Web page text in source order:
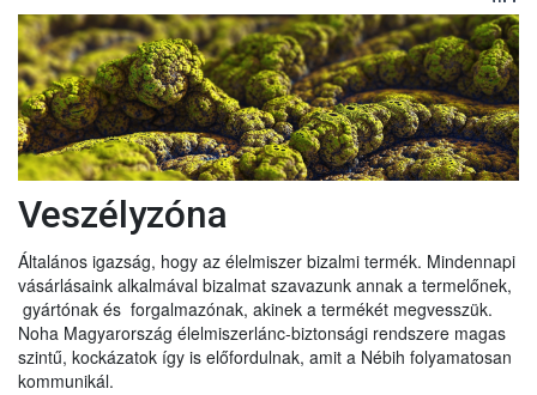
Veszélyzóna
Általános igazság, hogy az élelmiszer bizalmi termék. Mindennapi
vásárlásaink alkalmával bizalmat szavazunk annak a termelőnek,
gyártónak és forgalmazónak, akinek a termékét megvesszük.
Noha Magyarország élelmiszerlánc-biztonsági rendszere magas
szintű, kockázatok így is előfordulnak, amit a Nébih folyamatosan
kommunikál.